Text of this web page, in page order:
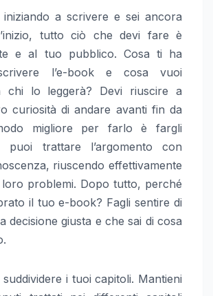
a scrivere e sei ancora
tutto ciò che devi fare è
e al tuo pubblico. Cosa ti ha
l’e-book e cosa vuoi
chi lo leggerà? Devi riuscire a
curiosità di andare avanti fin da
migliore per farlo è fargli
puoi trattare l’argomento con
riuscendo effettivamente
problemi. Dopo tutto, perché
il tuo e-book? Fagli sentire di
decisione giusta e che sai di cosa
suddividere i tuoi capitoli. Mantieni